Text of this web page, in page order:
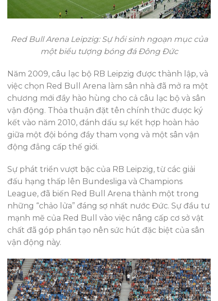
Red Bull Arena Leipzig: Sự hồi sinh ngoạn mục của
một biểu tượng bóng đá Đông Đức
Năm 2009, câu lạc bộ RB Leipzig được thành lập, và
việc chọn Red Bull Arena làm sân nhà đã mở ra một
chương mới đầy hào hùng cho cả câu lạc bộ và sân
vận động. Thỏa thuận đặt tên chính thức được ký
kết vào năm 2010, đánh dấu sự kết hợp hoàn hảo
giữa một đội bóng đầy tham vọng và một sân vận
động đẳng cấp thế giới.
Sự phát triển vượt bậc của RB Leipzig, từ các giải
đấu hạng thấp lên Bundesliga và Champions
League, đã biến Red Bull Arena thành một trong
những “chảo lửa” đáng sợ nhất nước Đức. Sự đầu tư
mạnh mẽ của Red Bull vào việc nâng cấp cơ sở vật
chất đã góp phần tạo nên sức hút đặc biệt của sân
vận động này.